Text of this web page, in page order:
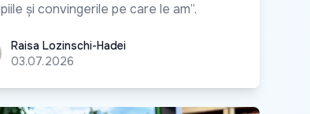
și convingerile pe care le am”.
Lozinschi-Hadei
Raisa Lozinschi-Hadei
03.07.2026